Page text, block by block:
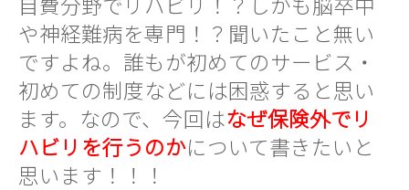
や神経難病を専門！？聞いたこと無い
ですよね。誰もが初めてのサービス・
初めての制度などには困惑すると思い
ます。なので、今回はなぜ保険外でリ
ハビリを行うのかについて書きたいと
思います！！！